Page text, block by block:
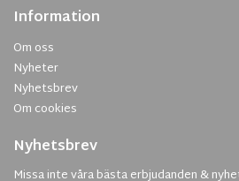
Information
Om oss
Nyheter
Nyhetsbrev
Om cookies
Nyhetsbrev
Missa inte våra bästa erbjudanden &